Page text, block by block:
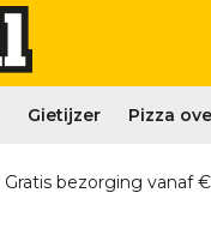
Gietijzer Pizza
Gratis bezorging vanaf